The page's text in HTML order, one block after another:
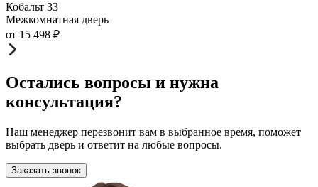
Кобальт 33
Межкомнатная дверь
от 15 498 ₽
Остались вопросы и нужна
консультация?
Наш менеджер перезвонит вам в выбранное время, поможет
выбрать дверь и ответит на любые вопросы.
Заказать звонок